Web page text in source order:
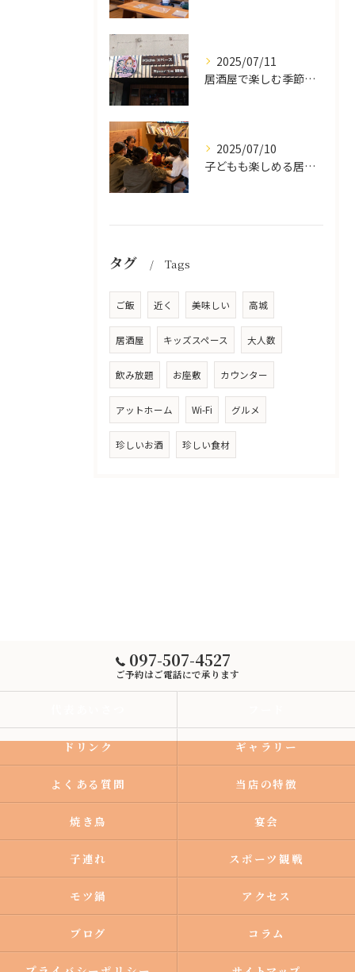
2025/07/11
居酒屋で楽しむ季節の味覚と生中継スポーツ観戦
2025/07/10
子どもも楽しめる居酒屋の魅力
タグ Tags
ご飯 近く 美味しい 高城
居酒屋 キッズスペース 大人数
飲み放題 お座敷 カウンター
アットホーム Wi-Fi グルメ
珍しいお酒 珍しい食材
097-507-4527
ご予約はご電話にで承ります
ドリンク ギャラリー
よくある質問 当店の特徴
焼き鳥 宴会
子連れ スポーツ観戦
モツ鍋 アクセス
ブログ コラム